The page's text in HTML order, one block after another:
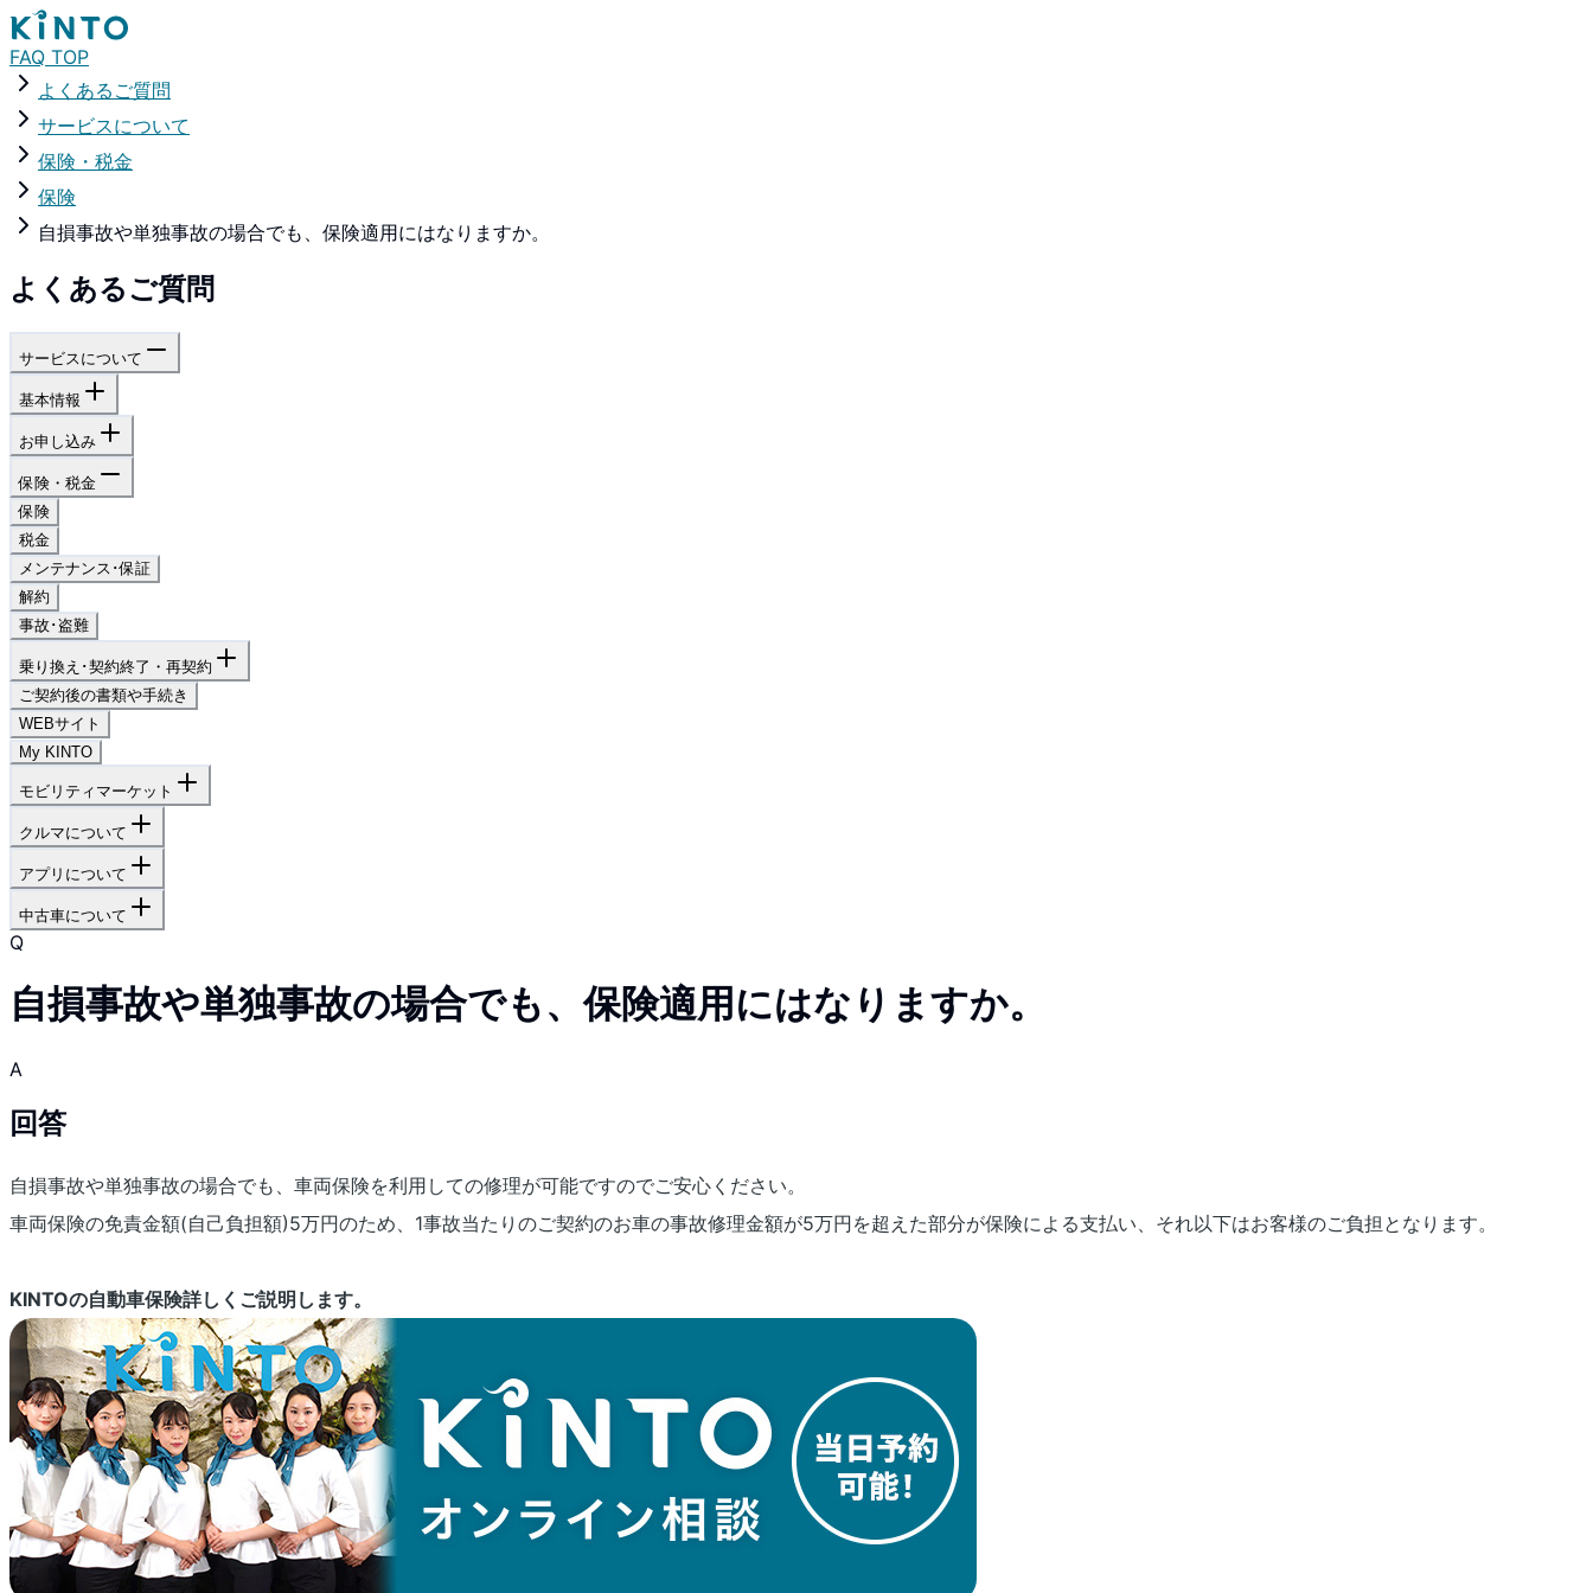
FAQ TOP
よくあるご質問
サービスについて
保険・税金
保険
自損事故や単独事故の場合でも、保険適用にはなりますか。
よくあるご質問
サービスについて
基本情報
お申し込み
保険・税金
保険
税金
メンテナンス･保証
解約
事故･盗難
乗り換え･契約終了・再契約
ご契約後の書類や手続き
WEBサイト
My KINTO
モビリティマーケット
クルマについて
アプリについて
中古車について
Q
自損事故や単独事故の場合でも、保険適用にはなりますか。
A
回答
自損事故や単独事故の場合でも、車両保険を利用しての修理が可能ですのでご安心ください。
車両保険の免責金額(自己負担額)5万円のため、1事故当たりのご契約のお車の事故修理金額が5万円を超えた部分が保険による支払い、それ以下はお客様のご負担となります。
KINTOの自動車保険詳しくご説明します。